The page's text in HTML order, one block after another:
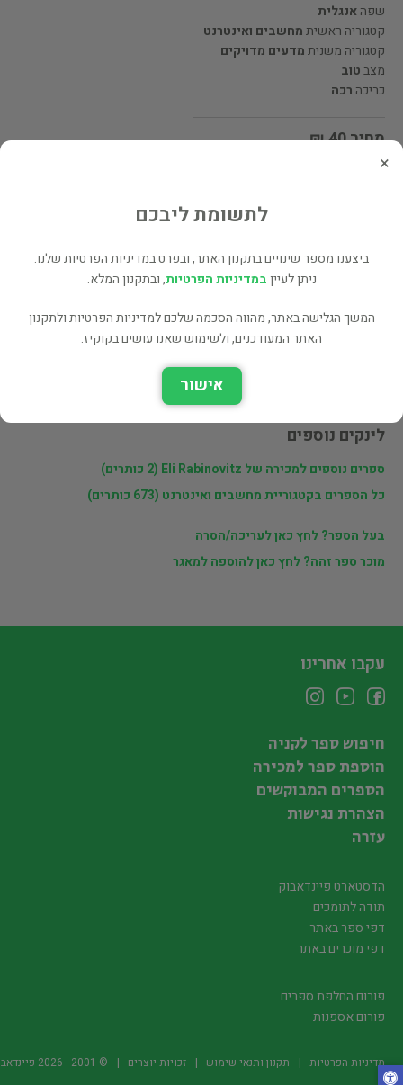
שפהאנגלית
קטגוריה ראשיתמחשבים ואינטרנט
קטגוריה משניתמדעים מדויקים
מצבטוב
כריכה רכה
מחיר 40 ₪
שתף
פרטי המוכר
לינקים נוספים
ספרים נוספים למכירה של Eli Rabinovitz (2 כותרים)
כל הספרים בקטגוריית מחשבים ואינטרנט (673 כותרים)
בעל הספר? לחץ כאן לעריכה/הסרה
מוכר ספר זהה? לחץ כאן להוספה למאגר
×
לתשומת ליבכם
ביצענו מספר שינויים בתקנון האתר, ובפרט במדיניות הפרטיות שלנו.
ניתן לעייןבמדיניות הפרטיות, ובתקנון המלא.
המשך הגלישה באתר, מהווה הסכמה שלכם למדיניות הפרטיות ולתקנון
האתר המעודכנים, ולשימוש שאנו עושים בקוקיז.
אישור
עקבו אחרינו
חיפוש ספר לקניה
הוספת ספר למכירה
הספרים המבוקשים
הצהרת נגישות
עזרה
הדסטארט פיינדאבוק
תודה לתומכים
דפי ספר באתר
דפי מוכרים באתר
פורום החלפת ספרים
פורום אספנות
מדיניות הפרטיות תקנון ותנאי שימוש זכויות יוצרים © 2001 -
2026